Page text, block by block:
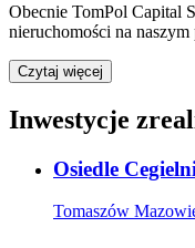
Obecnie TomPol Capital
nieruchomości na naszym
Czytaj więcej
Inwestycje
Osiedle
Tomaszów